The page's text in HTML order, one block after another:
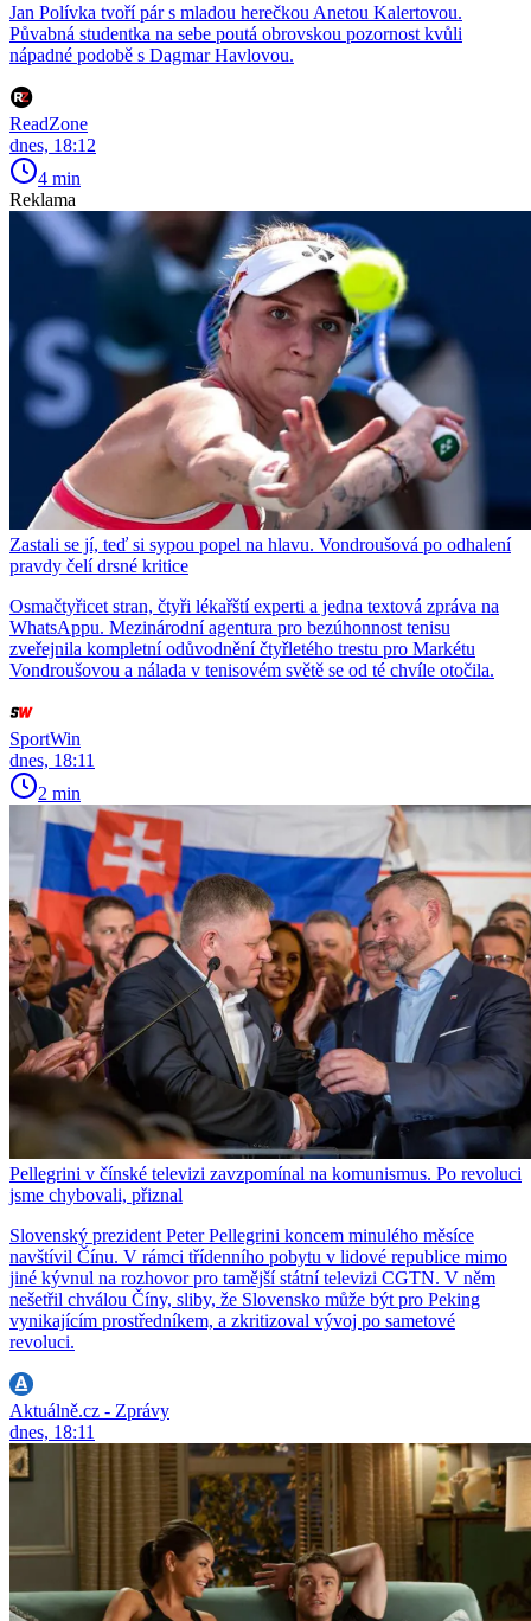
Jan Polívka tvoří pár s mladou herečkou Anetou Kalertovou.
Půvabná studentka na sebe poutá obrovskou pozornost kvůli
nápadné podobě s Dagmar Havlovou.
ReadZone
dnes, 18:12
4 min
Reklama
Zastali se jí, teď si sypou popel na hlavu. Vondroušová po odhalení
pravdy čelí drsné kritice
Osmačtyřicet stran, čtyři lékařští experti a jedna textová zpráva na
WhatsAppu. Mezinárodní agentura pro bezúhonnost tenisu
zveřejnila kompletní odůvodnění čtyřletého trestu pro Markétu
Vondroušovou a nálada v tenisovém světě se od té chvíle otočila.
SportWin
dnes, 18:11
2 min
Pellegrini v čínské televizi zavzpomínal na komunismus. Po revoluci
jsme chybovali, přiznal
Slovenský prezident Peter Pellegrini koncem minulého měsíce
navštívil Čínu. V rámci třídenního pobytu v lidové republice mimo
jiné kývnul na rozhovor pro tamější státní televizi CGTN. V něm
nešetřil chválou Číny, sliby, že Slovensko může být pro Peking
vynikajícím prostředníkem, a zkritizoval vývoj po sametové
revoluci.
Aktuálně.cz - Zprávy
dnes, 18:11